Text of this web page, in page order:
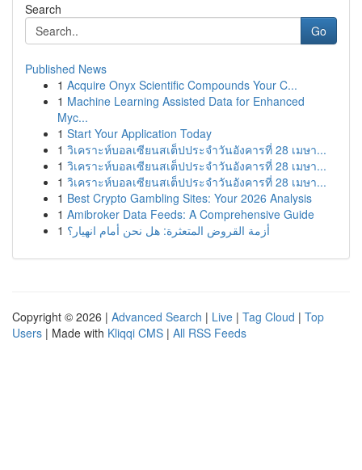
Search
Go
Published News
1 Acquire Onyx Scientific Compounds Your C...
1 Machine Learning Assisted Data for Enhanced
Myc...
1 Start Your Application Today
1 วิเคราะห์บอลเซียนสเต็ปประจำวันอังคารที่ 28 เมษา...
1 วิเคราะห์บอลเซียนสเต็ปประจำวันอังคารที่ 28 เมษา...
1 วิเคราะห์บอลเซียนสเต็ปประจำวันอังคารที่ 28 เมษา...
1 Best Crypto Gambling Sites: Your 2026 Analysis
1 Amibroker Data Feeds: A Comprehensive Guide
1 أزمة القروض المتعثرة: هل نحن أمام انهيار؟
Copyright © 2026 | Advanced Search | Live | Tag Cloud | Top
Users | Made with Kliqqi CMS | All RSS Feeds